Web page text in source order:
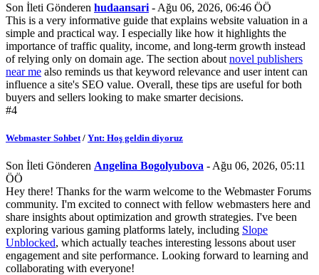
Son İleti Gönderen hudaansari - Ağu 06, 2026, 06:46 ÖÖ
This is a very informative guide that explains website valuation in a
simple and practical way. I especially like how it highlights the
importance of traffic quality, income, and long-term growth instead
of relying only on domain age. The section about novel publishers
near me also reminds us that keyword relevance and user intent can
influence a site's SEO value. Overall, these tips are useful for both
buyers and sellers looking to make smarter decisions.
#4
Webmaster Sohbet / Ynt: Hoş geldin diyoruz
Son İleti Gönderen Angelina Bogolyubova - Ağu 06, 2026, 05:11
ÖÖ
Hey there! Thanks for the warm welcome to the Webmaster Forums
community. I'm excited to connect with fellow webmasters here and
share insights about optimization and growth strategies. I've been
exploring various gaming platforms lately, including Slope
Unblocked, which actually teaches interesting lessons about user
engagement and site performance. Looking forward to learning and
collaborating with everyone!